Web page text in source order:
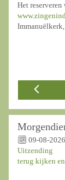
Het
09-08-
Uitzending
terug kijken